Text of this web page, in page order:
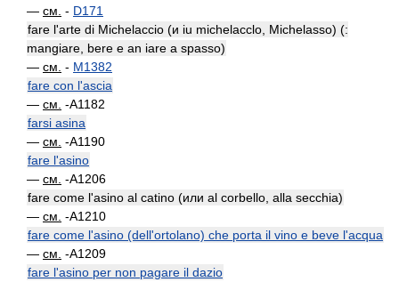
— см. - D171
fare l'arte di Michelaccio (и iu michelacclo, Michelasso) (:
mangiare, bere e an iare a spasso)
— см. - M1382
fare con l'ascia
— см. -A1182
farsi asina
— см. -A1190
fare l'asino
— см. -A1206
fare come l'asino al catino (или al corbello, alla secchia)
— см. -A1210
fare come l'asino (dell'ortolano) che porta il vino e beve l'acqua
— см. -A1209
fare l'asino per non pagare il dazio